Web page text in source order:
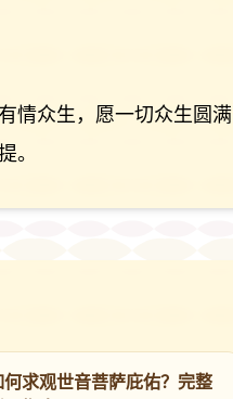
情众生，愿一切众生圆满
。
何求观世音菩萨庇佑？完整